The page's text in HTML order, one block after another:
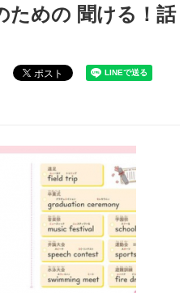
ための 聞ける！話
ポスト